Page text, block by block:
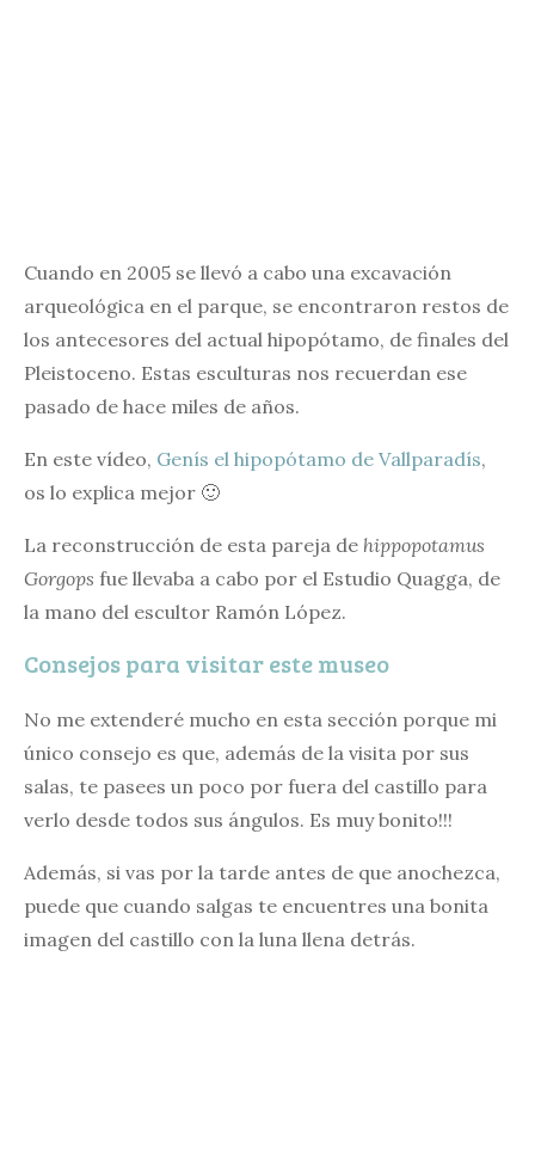
Cuando en 2005 se llevó a cabo una excavación
arqueológica en el parque, se encontraron restos de
los antecesores del actual hipopótamo, de finales del
Pleistoceno. Estas esculturas nos recuerdan ese
pasado de hace miles de años.
En este vídeo, Genís el hipopótamo de Vallparadís,
os lo explica mejor 🙂
La reconstrucción de esta pareja de hippopotamus
Gorgops fue llevaba a cabo por el Estudio Quagga, de
la mano del escultor Ramón López.
Consejos para visitar este museo
No me extenderé mucho en esta sección porque mi
único consejo es que, además de la visita por sus
salas, te pasees un poco por fuera del castillo para
verlo desde todos sus ángulos. Es muy bonito!!!
Además, si vas por la tarde antes de que anochezca,
puede que cuando salgas te encuentres una bonita
imagen del castillo con la luna llena detrás.